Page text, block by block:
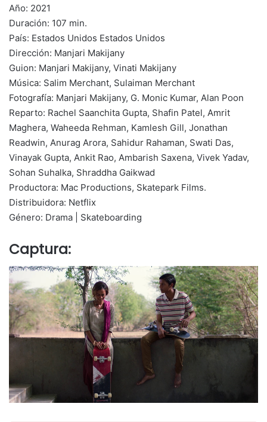
Año: 2021
Duración: 107 min.
País: Estados Unidos Estados Unidos
Dirección: Manjari Makijany
Guion: Manjari Makijany, Vinati Makijany
Música: Salim Merchant, Sulaiman Merchant
Fotografía: Manjari Makijany, G. Monic Kumar, Alan Poon
Reparto: Rachel Saanchita Gupta, Shafin Patel, Amrit
Maghera, Waheeda Rehman, Kamlesh Gill, Jonathan
Readwin, Anurag Arora, Sahidur Rahaman, Swati Das,
Vinayak Gupta, Ankit Rao, Ambarish Saxena, Vivek Yadav,
Sohan Suhalka, Shraddha Gaikwad
Productora: Mac Productions, Skatepark Films.
Distribuidora: Netflix
Género: Drama | Skateboarding
Captura: